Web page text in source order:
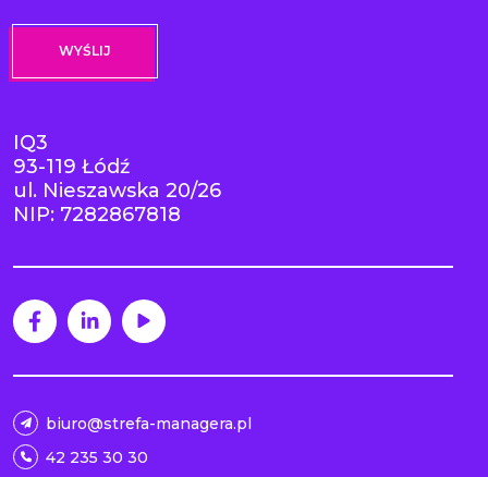
IQ3
93-119 Łódź
ul. Nieszawska 20/26
NIP: 7282867818
biuro@strefa-managera.pl
42 235 30 30